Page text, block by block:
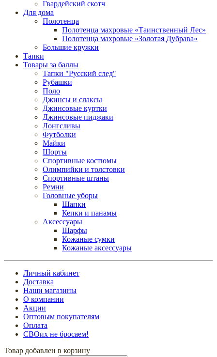
Гвардейский скотч
Для дома
Полотенца
Полотенца махровые «Таинственный Лес»
Полотенца махровые «Золотая Дубрава»
Большие кружки
Тапки
Товары за баллы
Тапки "Русский след"
Рубашки
Поло
Джинсы и слаксы
Джинсовые куртки
Джинсовые пиджаки
Лонгсливы
Футболки
Майки
Шорты
Спортивные костюмы
Олимпийки и толстовки
Спортивные штаны
Ремни
Головные уборы
Шапки
Кепки и панамы
Аксессуары
Шарфы
Кожаные сумки
Кожаные аксессуары
Личный кабинет
Доставка
Наши магазины
О компании
Акции
Оптовым покупателям
Оплата
СВОих не бросаем!
Товар добавлен в корзину